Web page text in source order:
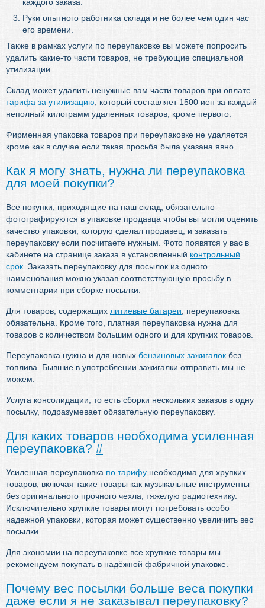
Руки опытного работника склада и не более чем один час
его времени.
Также в рамках услуги по переупаковке вы можете попросить
удалить какие-то части товаров, не требующие специальной
утилизации.
Склад может удалить ненужные вам части товаров при оплате
тарифа за утилизацию , который составляет 1500 иен за каждый
неполный килограмм удаленных товаров, кроме первого.
Фирменная упаковка товаров при переупаковке не удаляется
кроме как в случае если такая просьба была указана явно.
Как я могу знать, нужна ли переупаковка
для моей покупки?
Все покупки, приходящие на наш склад, обязательно
фотографируются в упаковке продавца чтобы вы могли оценить
качество упаковки, которую сделал продавец, и заказать
переупаковку если посчитаете нужным. Фото появятся у вас в
кабинете на странице заказа в установленный контрольный
срок . Заказать переупаковку для посылок из одного
наименования можно указав соответствующую просьбу в
комментарии при сборке посылки.
Для товаров, содержащих литиевые батареи , переупаковка
обязательна. Кроме того, платная переупаковка нужна для
товаров с количеством большим одного и для хрупких товаров.
Переупаковка нужна и для новых бензиновых зажигалок без
топлива. Бывшие в употреблении зажигалки отправить мы не
можем.
Услуга консолидации, то есть сборки нескольких заказов в одну
посылку, подразумевает обязательную переупаковку.
Для каких товаров необходима усиленная
переупаковка? #
Усиленная переупаковка по тарифу необходима для хрупких
товаров, включая такие товары как музыкальные инструменты
без оригинального прочного чехла, тяжелую радиотехнику.
Исключительно хрупкие товары могут потребовать особо
надежной упаковки, которая может существенно увеличить вес
посылки.
Для экономии на переупаковке все хрупкие товары мы
рекомендуем покупать в надёжной фабричной упаковке.
Почему вес посылки больше веса покупки
даже если я не заказывал переупаковку?